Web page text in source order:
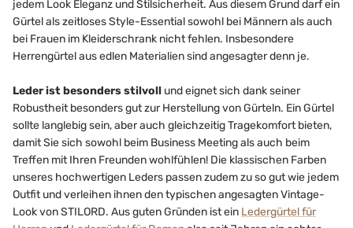
jedem Look Eleganz und Stilsicherheit. Aus diesem Grund darf ein
Gürtel als zeitloses Style-Essential sowohl bei Männern als auch
bei Frauen im Kleiderschrank nicht fehlen. Insbesondere
Herrengürtel aus edlen Materialien sind angesagter denn je.
Leder ist besonders stilvoll und eignet sich dank seiner
Robustheit besonders gut zur Herstellung von Gürteln. Ein Gürtel
sollte langlebig sein, aber auch gleichzeitig Tragekomfort bieten,
damit Sie sich sowohl beim Business Meeting als auch beim
Treffen mit Ihren Freunden wohlfühlen! Die klassischen Farben
unseres hochwertigen Leders passen zudem zu so gut wie jedem
Outfit und verleihen ihnen den typischen angesagten Vintage-
Look von STILORD. Aus guten Gründen ist ein Ledergürtel für